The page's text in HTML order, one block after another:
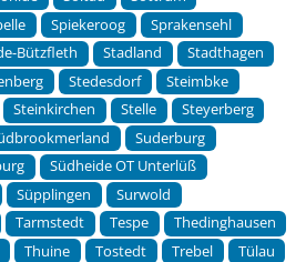
Spiekeroog
Sprakensehl
Bützfleth Stadland
Stadthagen
Stedesdorf
Steimbke
Steinkirchen Stelle
Steyerberg
Suderburg
Südheide OT Unterlüß
Süpplingen
Surwold
Tarmstedt Tespe
Thedinghausen
Thuine Tostedt Trebel
Tülau